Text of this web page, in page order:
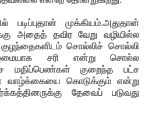
படிப்புதான் முக்கியம்.அதுதான்
அதைத் தவிர வேறு வழியில்ல
குழந்தைகளிடம் சொல்லிச் சொல்லி
சரி என்று சொல்ல
மதிப்பெண்கள் குறைந்த பட்ச
வாழ்க்கையை கொடுக்கும் என்று
தேவைப் படுவது